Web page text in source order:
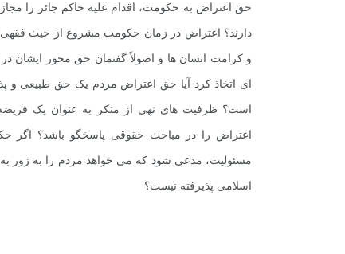
حق اعتراض به حکومت، اقدام علیه حاکم جائر را مجاز
دارند؟ اعتراض در زمان حکومت مشروع از حیث فقهی
و کرامت انسان ها و اصولاً گفتمان حق محور ایشان
ای اتخاذ کرد آیا حق اعتراض مردم یک حق طبیعی
است؟ ظرفیت های نهی از منکر به عنوان یک
اعتراض را در مباحث حقوقی پاسخگو باشد؟ اگر
مسئولیت، مدعی شود که می خواهد مردم را به زور
اسلامی پذیرفته نیست؟